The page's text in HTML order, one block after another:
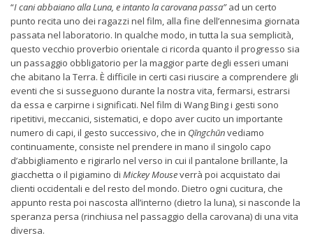
“I cani abbaiano alla Luna, e intanto la carovana passa”ad un certo
punto recita uno dei ragazzi nel film, alla fine dell’ennesima giornata
passata nel laboratorio. In qualche modo, in tutta la sua semplicità,
questo vecchio proverbio orientale ci ricorda quanto il progresso sia
un passaggio obbligatorio per la maggior parte degli esseri umani
che abitano la Terra. È difficile in certi casi riuscire a comprendere gli
eventi che si susseguono durante la nostra vita, fermarsi, estrarsi
da essa e carpirne i significati. Nel film di Wang Bing i gesti sono
ripetitivi, meccanici, sistematici, e dopo aver cucito un importante
numero di capi, il gesto successivo, che in Qīngchūnvediamo
continuamente, consiste nel prendere in mano il singolo capo
d’abbigliamento e rigirarlo nel verso in cui il pantalone brillante, la
giacchetta o il pigiamino di Mickey Mouseverrà poi acquistato dai
clienti occidentali e del resto del mondo. Dietro ogni cucitura, che
appunto resta poi nascosta all’interno (dietro la luna), si nasconde la
speranza persa (rinchiusa nel passaggio della carovana) di una vita
diversa.